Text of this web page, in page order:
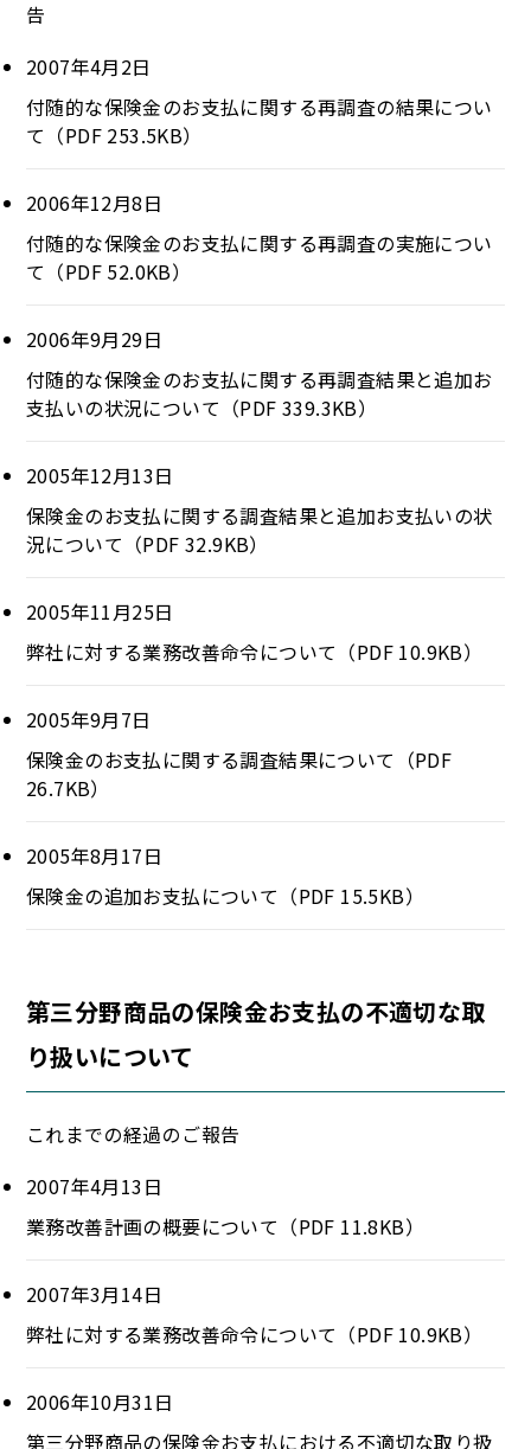
告
2007年4月2日
付随的な保険金のお支払に関する再調査の結果につい
て（PDF 253.5KB）
2006年12月8日
付随的な保険金のお支払に関する再調査の実施につい
て（PDF 52.0KB）
2006年9月29日
付随的な保険金のお支払に関する再調査結果と追加お
支払いの状況について（PDF 339.3KB）
2005年12月13日
保険金のお支払に関する調査結果と追加お支払いの状
況について（PDF 32.9KB）
2005年11月25日
弊社に対する業務改善命令について（PDF 10.9KB）
2005年9月7日
保険金のお支払に関する調査結果について（PDF
26.7KB）
2005年8月17日
保険金の追加お支払について（PDF 15.5KB）
第三分野商品の保険金お支払の不適切な取
り扱いについて
これまでの経過のご報告
2007年4月13日
業務改善計画の概要について（PDF 11.8KB）
2007年3月14日
弊社に対する業務改善命令について（PDF 10.9KB）
2006年10月31日
第三分野商品の保険金お支払における不適切な取り扱